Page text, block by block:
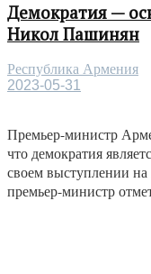
Демократия —
Никол Пашинян
Республика Армения
2023-05-31
Премьер-министр
что демократия
своем выступлении
премьер-министр